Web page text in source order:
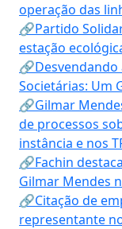
operação das
🔗Partido
estação
🔗Desvendando
Societárias: Um
🔗Gilmar
de processos
instância e nos
🔗Fachin
Gilmar Mendes
🔗Citação de
representante